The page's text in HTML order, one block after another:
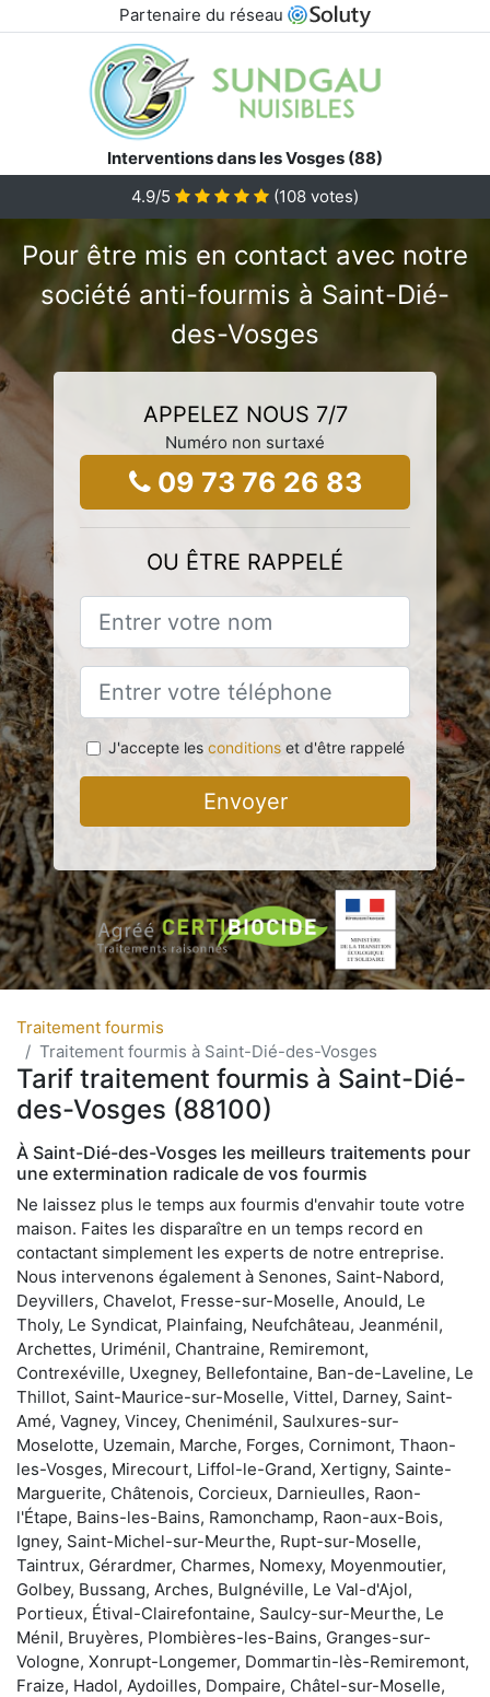
Partenaire du réseau
Interventions dans les Vosges (88)
4.9/5
(108 votes)
Pour être mis en contact avec notre
société anti-fourmis à Saint-Dié-
des-Vosges
APPELEZ NOUS 7/7
Numéro non surtaxé
09 73 76 26 83
OU ÊTRE RAPPELÉ
J'accepte les conditionset d'être rappelé
Envoyer
Traitement fourmis
Traitement fourmis à Saint-Dié-des-Vosges
Tarif traitement fourmis à Saint-Dié-
des-Vosges (88100)
À Saint-Dié-des-Vosges les meilleurs traitements pour
une extermination radicale de vos fourmis
Ne laissez plus le temps aux fourmis d'envahir toute votre
maison. Faites les disparaître en un temps record en
contactant simplement les experts de notre entreprise.
Nous intervenons également à Senones, Saint-Nabord,
Deyvillers, Chavelot, Fresse-sur-Moselle, Anould, Le
Tholy, Le Syndicat, Plainfaing, Neufchâteau, Jeanménil,
Archettes, Uriménil, Chantraine, Remiremont,
Contrexéville, Uxegney, Bellefontaine, Ban-de-Laveline, Le
Thillot, Saint-Maurice-sur-Moselle, Vittel, Darney, Saint-
Amé, Vagney, Vincey, Cheniménil, Saulxures-sur-
Moselotte, Uzemain, Marche, Forges, Cornimont, Thaon-
les-Vosges, Mirecourt, Liffol-le-Grand, Xertigny, Sainte-
Marguerite, Châtenois, Corcieux, Darnieulles, Raon-
l'Étape, Bains-les-Bains, Ramonchamp, Raon-aux-Bois,
Igney, Saint-Michel-sur-Meurthe, Rupt-sur-Moselle,
Taintrux, Gérardmer, Charmes, Nomexy, Moyenmoutier,
Golbey, Bussang, Arches, Bulgnéville, Le Val-d'Ajol,
Portieux, Étival-Clairefontaine, Saulcy-sur-Meurthe, Le
Ménil, Bruyères, Plombières-les-Bains, Granges-sur-
Vologne, Xonrupt-Longemer, Dommartin-lès-Remiremont,
Fraize, Hadol, Aydoilles, Dompaire, Châtel-sur-Moselle,